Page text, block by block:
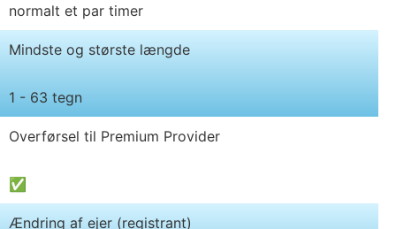
normalt et par timer
Mindste og største længde
1 - 63 tegn
Overførsel til Premium Provider
✅
Ændring af ejer (registrant)